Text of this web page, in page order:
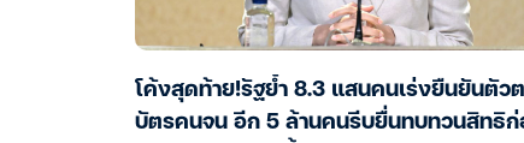
โค้งสุดท้าย!รัฐย้ำ 8.3 แสนคนเร่งยืนยันตัว
บัตรคนจน อีก 5 ล้านคนรีบยื่นทบทวนสิทธิก่